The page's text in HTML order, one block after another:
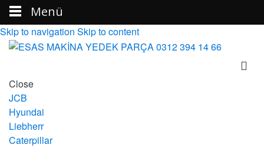
Skip to navigation Skip to content
Close
JCB
Hyundai
Liebherr
Caterpillar
Menü